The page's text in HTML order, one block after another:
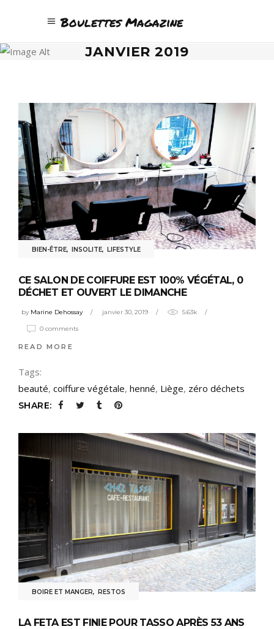
Boulettes Magazine
JANVIER 2019
BIEN-ÊTRE, INSOLITE, LIFESTYLE
CE SALON DE COIFFURE EST 100% VÉGÉTAL, 0
DÉCHET ET OUVERT LE DIMANCHE
by Marine Dehossay janvier 30, 2019 5.63k
0 comments
READ MORE
Tags:
beauté, coiffure végétale, henné, Liège, zéro déchets
SHARE:
BOIRE ET MANGER, RESTOS
LA FETA EST FINIE POUR TASSO APRÈS 53 ANS